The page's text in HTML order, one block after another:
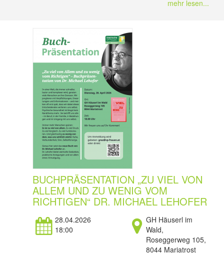
mehr lesen...
BUCHPRÄSENTATION „ZU VIEL VON
ALLEM UND ZU WENIG VOM
RICHTIGEN“ DR. MICHAEL LEHOFER
28.04.2026
18:00
GH Häuserl im
Wald,
Roseggerweg 105,
8044 Mariatrost